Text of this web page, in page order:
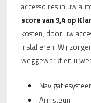
accessoires in uw
score van 9,4 op
kosten, door uw
installeren. Wij
weggewerkt en u
Armsteun